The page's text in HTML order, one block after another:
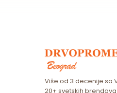
Više od 3 decenije sa
20+ svetskih